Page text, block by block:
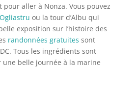
aller à Nonza. Vous pouvez
ou la tour d’Albu qui
exposition sur l’histoire des
randonnées gratuites sont
Tous les ingrédients sont
une belle journée à la marine